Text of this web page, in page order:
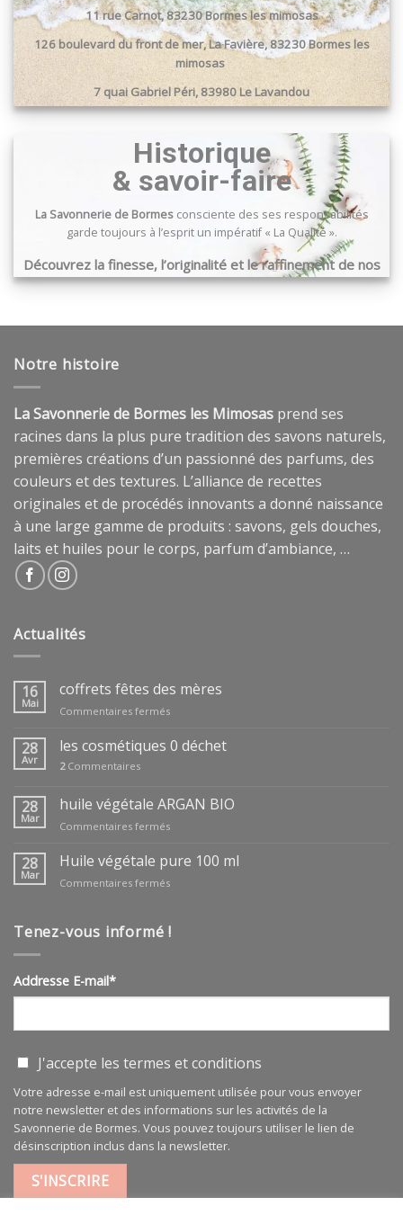
11 rue Carnot, 83230 Bormes les mimosas
126 boulevard du front de mer, La Favière, 83230 Bormes les
mimosas
7 quai Gabriel Péri, 83980 Le Lavandou
Historique
& savoir-faire
La Savonnerie de Bormesconsciente des ses responsabilités
garde toujours à l’esprit un impératif « La Qualité ».
Découvrez la finesse, l’originalité et le raffinement de nos
produits …
Notre histoire
La Savonnerie de Bormes les Mimosas prend ses
racines dans la plus pure tradition des savons naturels,
premières créations d’un passionné des parfums, des
couleurs et des textures. L’alliance de recettes
originales et de procédés innovants a donné naissance
à une large gamme de produits : savons, gels douches,
laits et huiles pour le corps, parfum d’ambiance, …
Actualités
16
Mai
coffrets fêtes des mères
Commentaires ferméssur
fêtes
28
Avr
les cosmétiques 0 déchet
2Commentaires
28
Mar
huile végétale ARGAN BIO
Commentaires ferméssur
végétale
BIO
28
Mar
Huile végétale pure 100 ml
Commentaires ferméssur
pure
Tenez-vous informé !
Addresse E-mail*
J'accepte les termes et conditions
Votre adresse e-mail est uniquement utilisée pour vous envoyer
notre newsletter et des informations sur les activités de la
Savonnerie de Bormes. Vous pouvez toujours utiliser le lien de
désinscription inclus dans la newsletter.